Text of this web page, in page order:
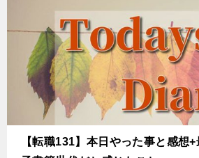
【転職131】本日やった事と感想